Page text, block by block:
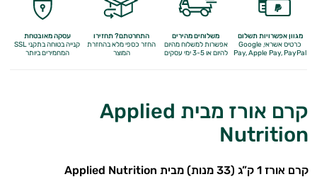
מגוון אפשרויות תשלום
כרטיס אשראי, Google
Pay,Apple Pay, PayPal
משלוחים מהירים
אפשרות למשלוח מהיום
להיום או 3-5 ימי עסקים
התחרטתם? תחזירו
החזר כספי מלאבהחזרת
המוצר
עסקה מאובטחת
קנייה בטוחה בתקני SSL
המחמירים ביותר
קרם אורז מבית Applied
Nutrition
קרם אורז 1 ק”ג (33 מנות) מבית Applied Nutrition